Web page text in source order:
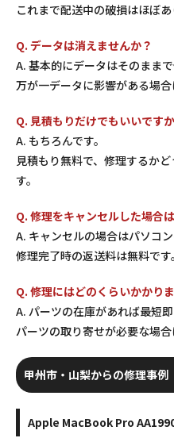
これまで配送中の破損はほぼあ
Q. データは消えませんか？
A. 基本的にデータはそのままで
万が一データに影響がある場合
Q. 見積もりだけでもいいです
A. もちろんです。
見積もり無料で、修理するか
す。
Q. 修理をキャンセルした場合
A. キャンセルの場合はパソコ
修理完了時の返送料は無料です。
Q. 修理にはどのくらいかかり
A. パーツの在庫があれば最短
パーツの取り寄せが必要な場
甲州市・山梨からの修理事例
Apple MacBook Pro